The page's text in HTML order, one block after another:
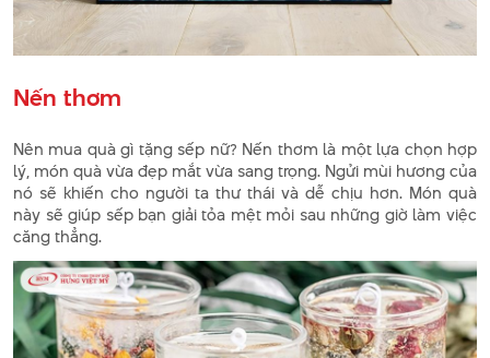
Nến thơm
Nên mua quà gì tặng sếp nữ? Nến thơm là một lựa chọn hợp
lý, món quà vừa đẹp mắt vừa sang trọng. Ngửi mùi hương của
nó sẽ khiến cho người ta thư thái và dễ chịu hơn. Món quà
này sẽ giúp sếp bạn giải tỏa mệt mỏi sau những giờ làm việc
căng thẳng.